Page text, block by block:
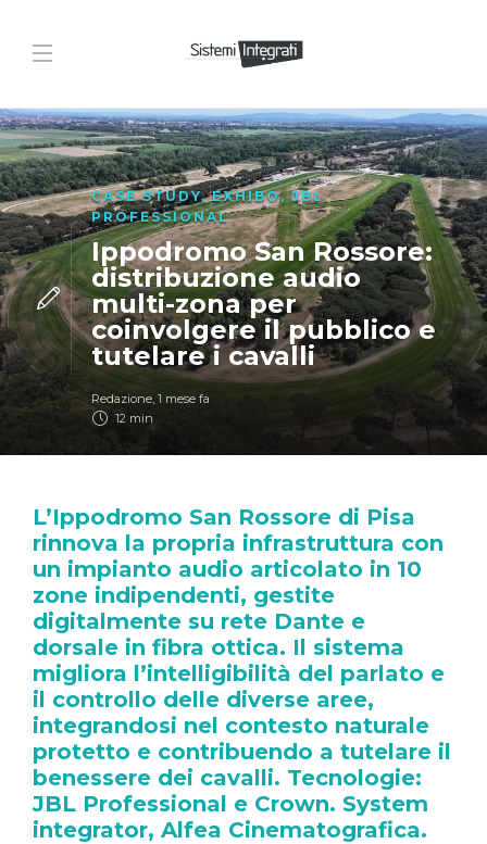
CASE STUDY,EXHIBO,JBL
PROFESSIONAL
Ippodromo San Rossore:
distribuzione audio
multi-zona per
coinvolgere il pubblico e
tutelare i cavalli
Redazione, 1 mese fa
12 min
L’Ippodromo San Rossore di Pisa
rinnova la propria infrastruttura con
un impianto audio articolato in 10
zone indipendenti, gestite
digitalmente su rete Dante e
dorsale in fibra ottica. Il sistema
migliora l’intelligibilità del parlato e
il controllo delle diverse aree,
integrandosi nel contesto naturale
protetto e contribuendo a tutelare il
benessere dei cavalli. Tecnologie:
JBL Professional e Crown. System
integrator, Alfea Cinematografica.